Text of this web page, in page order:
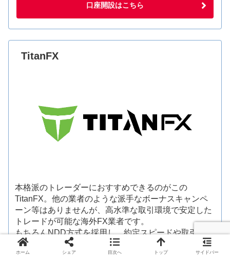
口座開設はこちら
TitanFX
本格派のトレーダーにおすすめできるのがこの
TitanFX。他の業者のような派手なボーナスキャンペ
ーン等はありませんが、高水準な取引環境で安定した
トレードが可能な海外FX業者です。
もちろんNDD方式を採用し、約定スピードや取引の透
明性もしっかりと確保。不利なリクォートやスリッペ
ージ、ロスカット狩りの心配もなく、運営のサポート
ホーム シェア 目次へ トップ サイドバー